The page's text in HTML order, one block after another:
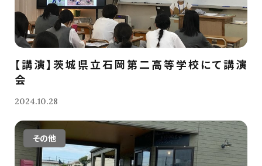
【講演】茨城県立石岡第二高等学校にて講演
会
2024.10.28
その他